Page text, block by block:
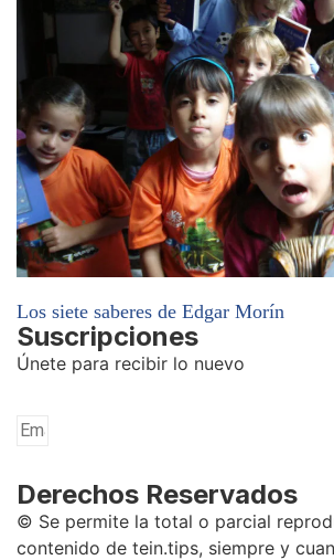
Los siete saberes de Edgar Morín
Suscripciones
Únete para recibir lo nuevo
Derechos Reservados
© Se permite la total o parcial
contenido de tein.tips, siempre y